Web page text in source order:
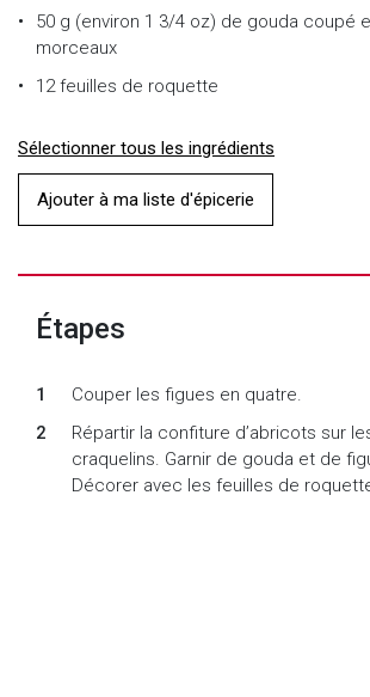
50 g (environ 1 3/4 oz) de gouda coupé
morceaux
12 feuilles de roquette
Sélectionner tous les ingrédients
Ajouter à ma liste d'épicerie
Étapes
Couper les figues en quatre.
Répartir la confiture d’abricots sur
craquelins. Garnir de gouda et de
Décorer avec les feuilles de